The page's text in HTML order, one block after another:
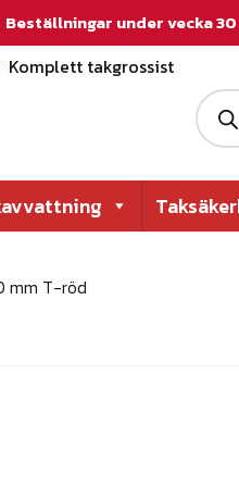
Beställningar under vecka
Komplett takgrossist
P
r
o
u
c
t
mm T-röd